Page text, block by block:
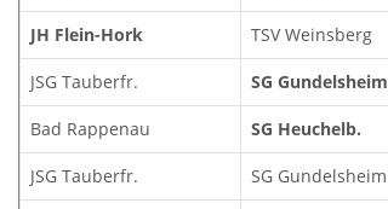
JH Flein-Hork TSV Weinsberg
JSG Tauberfr. SG Gundelsheim
Bad Rappenau SG Heuchelb.
JSG Tauberfr. SG Gundelsheim